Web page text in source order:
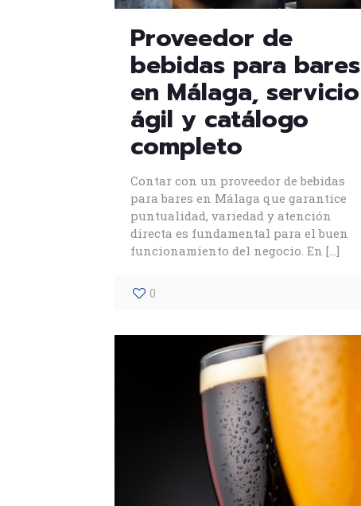
Proveedor de
bebidas para bares
en Málaga, servicio
ágil y catálogo
completo
Contar con un proveedor de bebidas
para bares en Málaga que garantice
puntualidad, variedad y atención
directa es fundamental para el buen
funcionamiento del negocio. En […]
0